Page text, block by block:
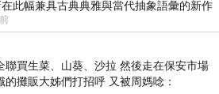
此幅兼具古典典雅與當代抽象語彙的新作
靜的藍色空間為背景，描繪了
聯買生菜、山葵、沙拉 然後走在保安市場
攤販大姊們打招呼 又被周媽唸：